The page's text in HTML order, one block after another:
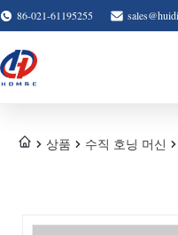
86-021-61195255
상품 수직 호닝 머신